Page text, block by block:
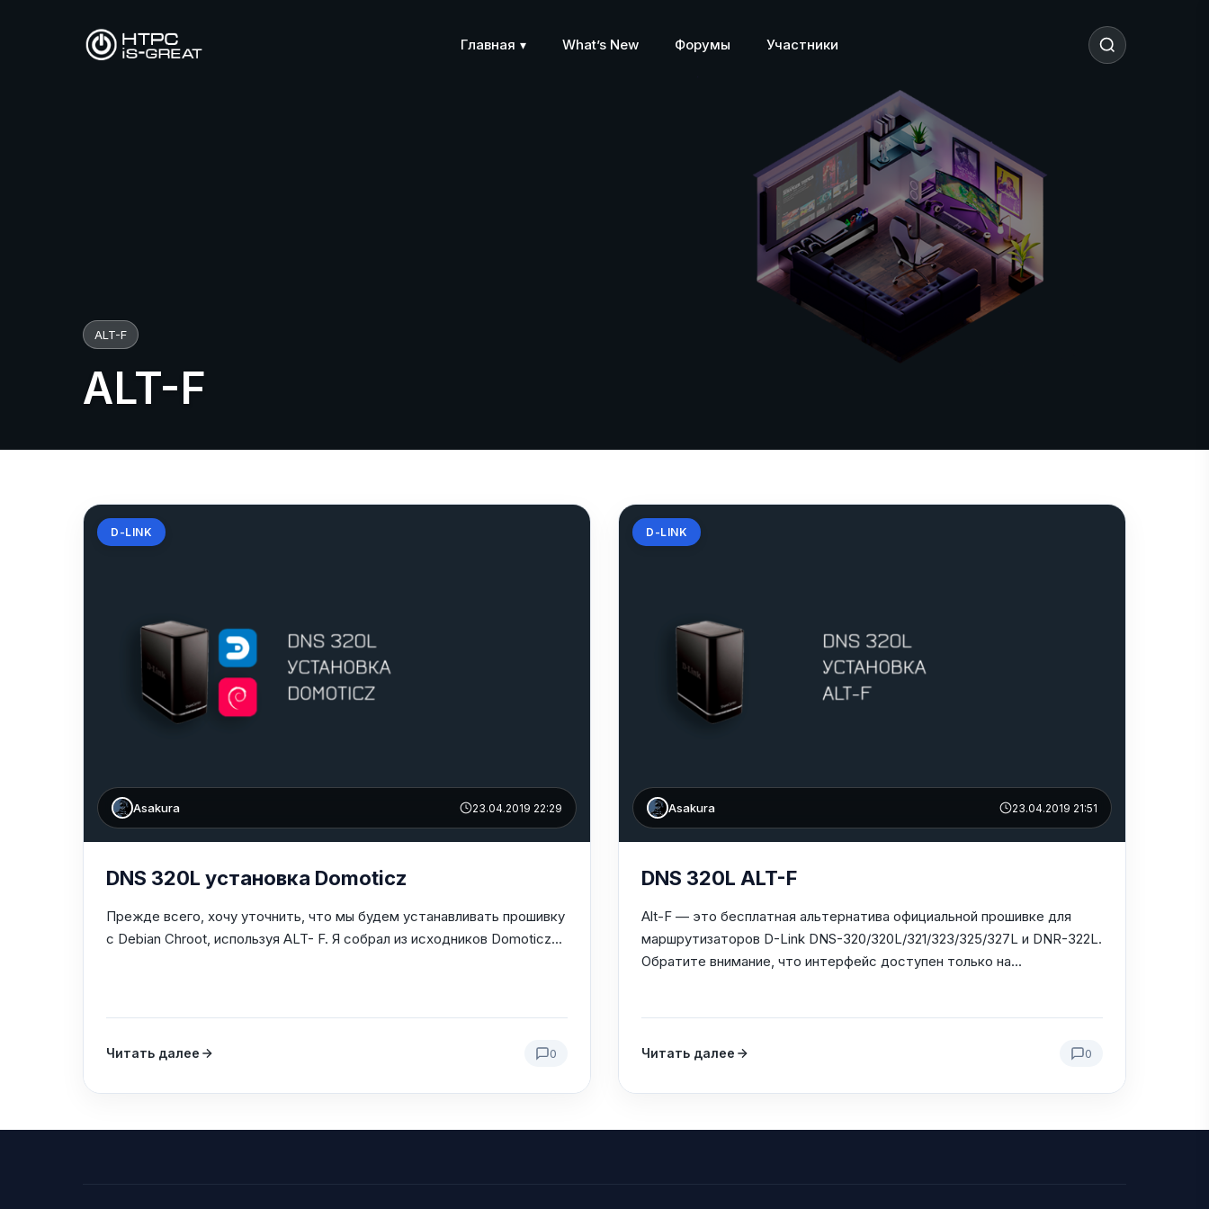
Главная What’s New Форумы Участники
ALT-F
ALT-F
D-LINK
Asakura 23.04.2019 22:29
DNS 320L установка Domoticz
Прежде всего, хочу уточнить, что мы будем устанавливать прошивку
с Debian Chroot, используя ALT- F. Я собрал из исходников Domoticz...
Читать далее 0
D-LINK
Asakura 23.04.2019 21:51
DNS 320L ALT-F
Alt-F — это бесплатная альтернатива официальной прошивке для
маршрутизаторов D-Link DNS-320/320L/321/323/325/327L и DNR-322L.
Обратите внимание, что интерфейс доступен только на...
Читать далее 0